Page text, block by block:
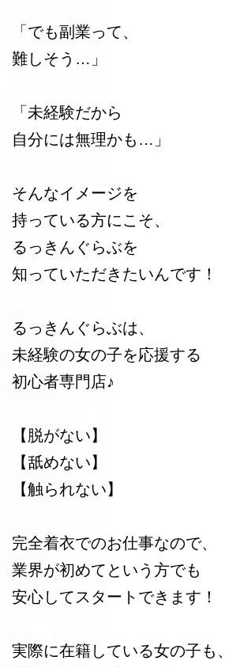
「でも副業って、
難しそう…」
「未経験だから
自分には無理かも…」
そんなイメージを
持っている方にこそ、
るっきんぐらぶを
知っていただきたいんです！
るっきんぐらぶは、
未経験の女の子を応援する
初心者専門店♪
【脱がない】
【舐めない】
【触られない】
完全着衣でのお仕事なので、
業界が初めてという方でも
安心してスタートできます！
実際に在籍している女の子も、